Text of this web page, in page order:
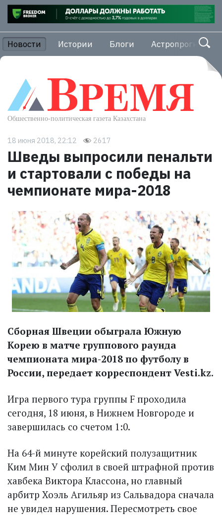
Новости Истории Блоги Астропрогноз
18 июня 2018, 22:12 2617
Шведы выпросили пенальти
и стартовали с победы на
чемпионате мира-2018
Сборная Швеции обыграла Южную
Корею в матче группового раунда
чемпионата мира-2018 по футболу в
России, передает корреспондент Vesti.kz.
Игра первого тура группы F проходила
сегодня, 18 июня, в Нижнем Новгороде и
завершилась со счетом 1:0.
На 64-й минуте корейский полузащитник
Ким Мин У сфолил в своей штрафной против
хавбека Виктора Классона, но главный
арбитр Хоэль Агильяр из Сальвадора сначала
не увидел нарушения. Пересмотреть свое